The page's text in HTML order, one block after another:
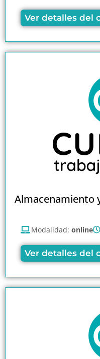
Ver detalles del
Almacenamiento
Modalidad: online
Ver detalles del